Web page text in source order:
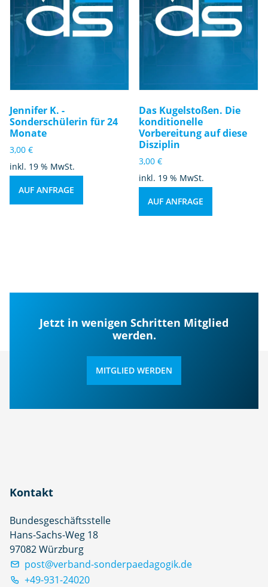
Jennifer K. -
Sonderschülerin für 24
Monate
3,00 €
inkl. 19 % MwSt.
AUF ANFRAGE
Das Kugelstoßen. Die
konditionelle
Vorbereitung auf diese
Disziplin
3,00€
inkl. 19 % MwSt.
AUF ANFRAGE
Jetzt in wenigen Schritten Mitglied
werden.
MITGLIED WERDEN
Kontakt
Bundesgeschäftsstelle
Hans-Sachs-Weg 18
97082 Würzburg
post@verband-sonderpaedagogik.de
+49-931-24020